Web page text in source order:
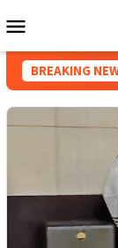
ke
Mobile
BREAKING
Rampas Uang